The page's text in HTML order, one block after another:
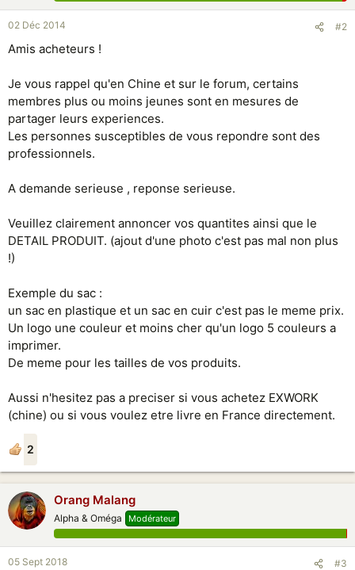
02 Déc 2014 #2
Amis acheteurs !
Je vous rappel qu'en Chine et sur le forum, certains
membres plus ou moins jeunes sont en mesures de
partager leurs experiences.
Les personnes susceptibles de vous repondre sont des
professionnels.
A demande serieuse , reponse serieuse.
Veuillez clairement annoncer vos quantites ainsi que le
DETAIL PRODUIT. (ajout d'une photo c'est pas mal non plus
!)
Exemple du sac :
un sac en plastique et un sac en cuir c'est pas le meme prix.
Un logo une couleur et moins cher qu'un logo 5 couleurs a
imprimer.
De meme pour les tailles de vos produits.
Aussi n'hesitez pas a preciser si vous achetez EXWORK
(chine) ou si vous voulez etre livre en France directement.
2
Orang Malang
Alpha & Oméga Modérateur
05 Sept 2018 #3